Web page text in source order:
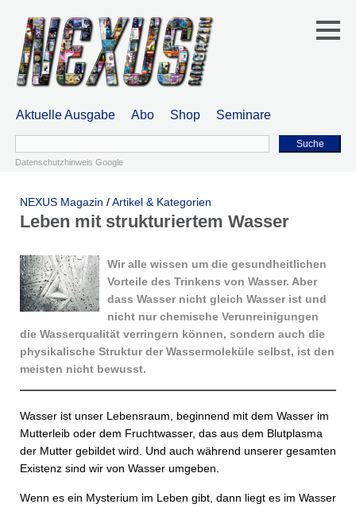
Aktuelle Ausgabe Abo Shop Seminare
Suche
Datenschutzhinweis Google
NEXUS Magazin /Artikel & Kategorien
Leben mit strukturiertem Wasser
Wir alle wissen um die gesundheitlichen
Vorteile des Trinkens von Wasser. Aber
dass Wasser nicht gleich Wasser ist und
nicht nur chemische Verunreinigungen
die Wasserqualität verringern können, sondern auch die
physikalische Struktur der Wassermoleküle selbst, ist den
meisten nicht bewusst.
Wasser ist unser Lebensraum, beginnend mit dem Wasser im
Mutterleib oder dem Fruchtwasser, das aus dem Blutplasma
der Mutter gebildet wird. Und auch während unserer gesamten
Existenz sind wir von Wasser umgeben.
Wenn es ein Mysterium im Leben gibt, dann liegt es im Wasser